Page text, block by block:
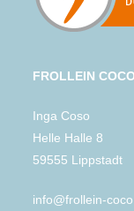
FROLLEIN
Inga Coso
Helle Halle 8
59555 Lippstadt
info@frollein-